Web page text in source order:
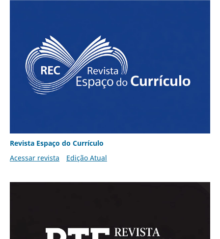
Revista Espaço do Currículo
Acessar revista
Edição Atual